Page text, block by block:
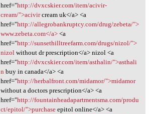
href="http://dvxcskier.com/item/acivir-
cream/">acivircream uk</a> <a
href="http://allegrobankruptcy.com/drug/zebeta/">
www.zebeta.com</a><a
href="http://sunsethilltreefarm.com/drugs/nizol/">
nizol without dr prescription</a> nizol <a
href="http://dvxcskier.com/item/asthalin/">asthali
n buy in canada</a> <a
href="http://herbalfront.com/midamor/">midamor
without a doctors prescription</a> <a
href="http://fountainheadapartmentsma.com/produ
ct/epitol/">purchaseepitol online</a> <a